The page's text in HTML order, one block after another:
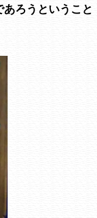
ろうということ